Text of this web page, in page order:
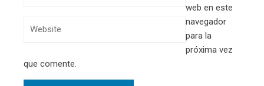
web en este
navegador
para la
próxima vez
que comente.